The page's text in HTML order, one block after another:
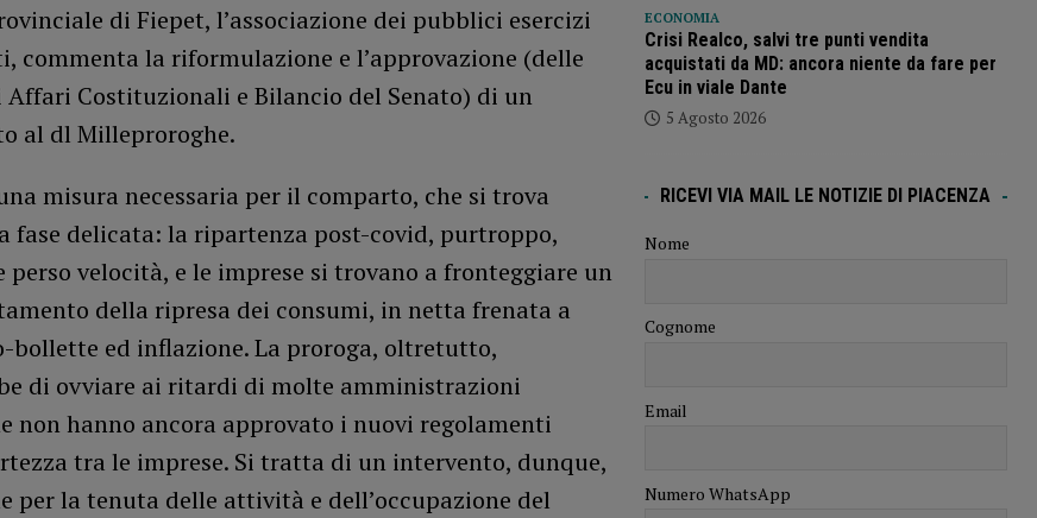
di Fiepet, l’associazione dei pubblici esercizi
commenta la riformulazione e l’approvazione (delle
Affari Costituzionali e Bilancio del Senato) di un
al dl Milleproroghe.
misura necessaria per il comparto, che si trova
fase delicata: la ripartenza post-covid, purtroppo,
perso velocità, e le imprese si trovano a fronteggiare un
della ripresa dei consumi, in netta frenata a
bollette ed inflazione. La proroga, oltretutto,
di ovviare ai ritardi di molte amministrazioni
non hanno ancora approvato i nuovi regolamenti
tra le imprese. Si tratta di un intervento, dunque,
per la tenuta delle attività e dell’occupazione del
ECONOMIA
Crisi Realco, salvi tre punti vendita
acquistati da MD: ancora niente da fare per
Ecu in viale Dante
5 Agosto 2026
RICEVI VIA MAIL LE NOTIZIE DI PIACENZA
Nome
Cognome
Email
Numero WhatsApp